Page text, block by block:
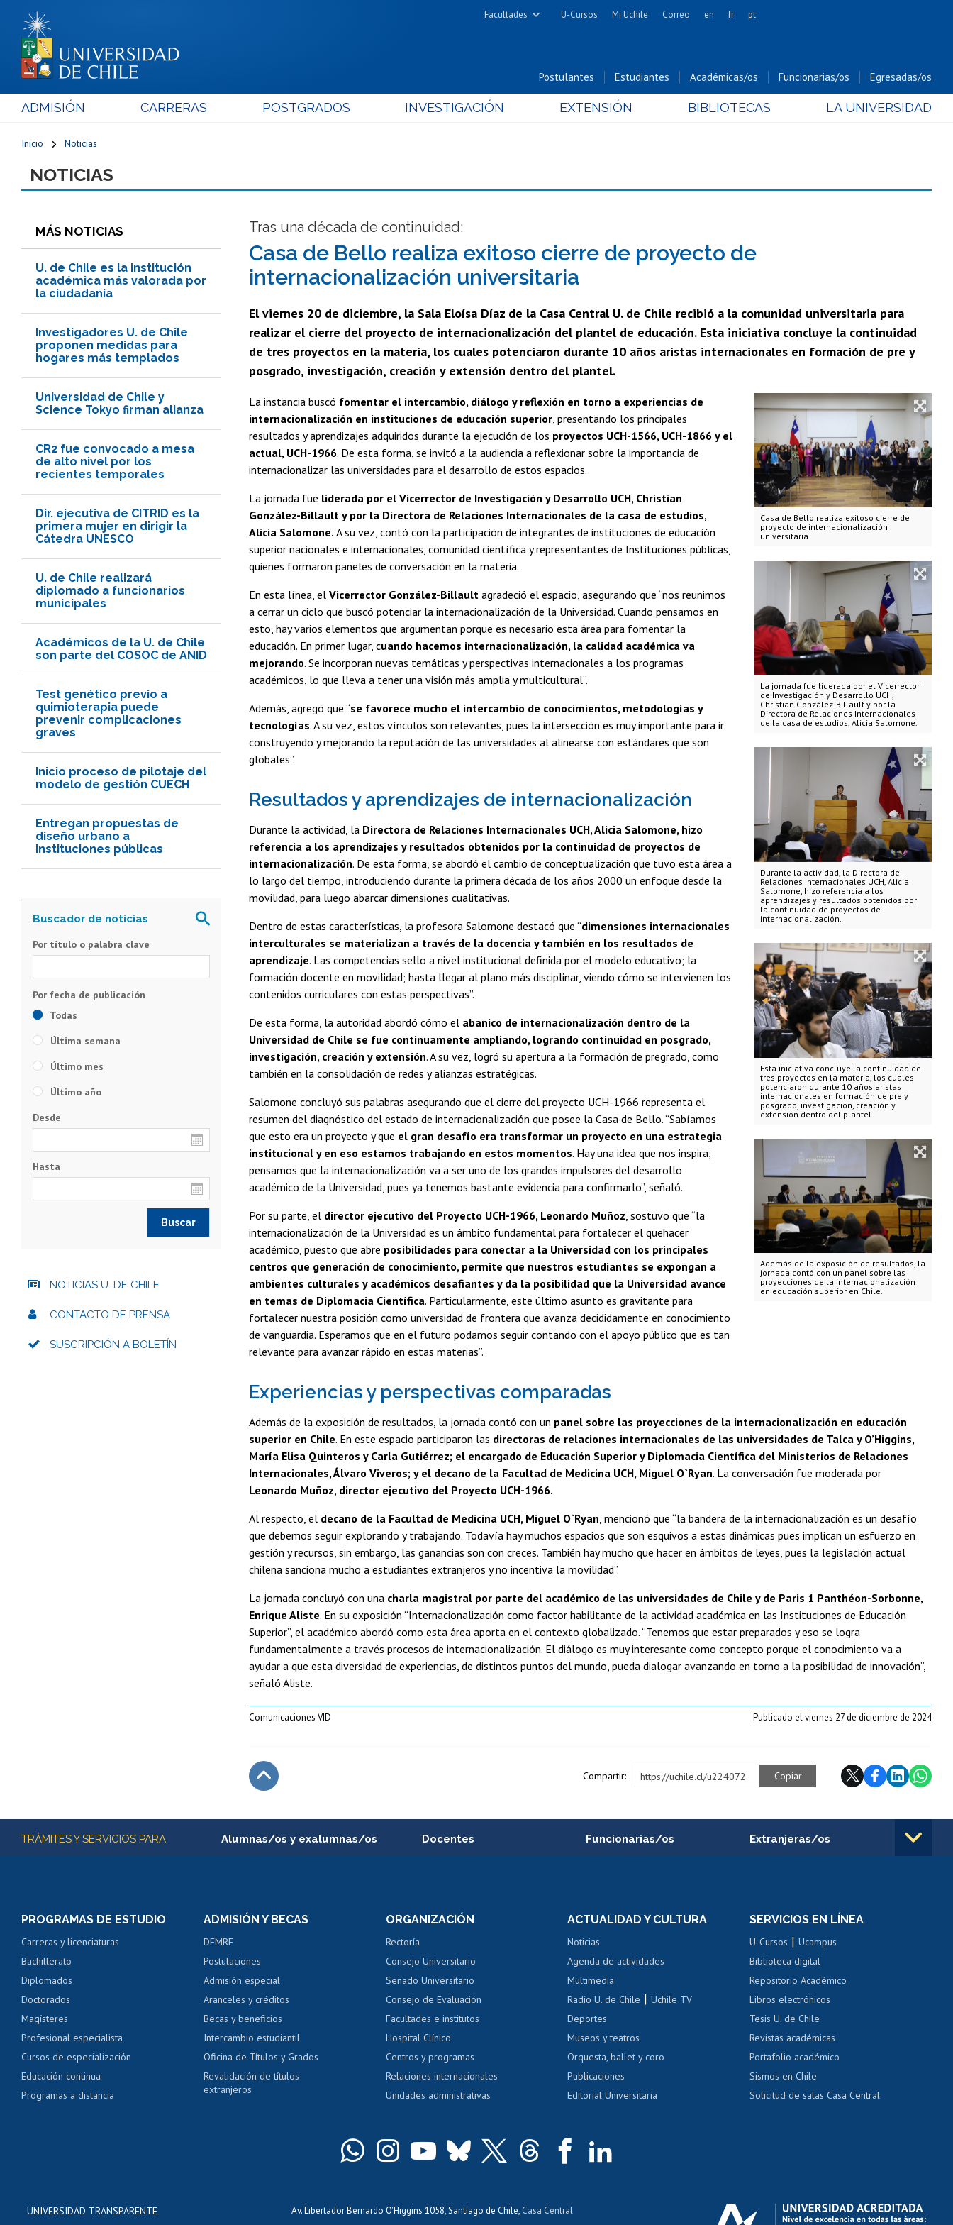
Facultades
Cs. Físicas y Matemáticas
Cs. Forestales y Conservación
Cs. Químicas y Farmacéuticas
Cs. Sociales
Nutrición y Tecnología de
Alimentos
Bachillerato
U-Cursos Mi Uchile Correo en fr pt
Postulantes Estudiantes Académicas/os Funcionarias/os Egresadas/os
ADMISIÓN CARRERAS POSTGRADOS INVESTIGACIÓN EXTENSIÓN BIBLIOTECAS LA UNIVERSIDAD
Inicio Noticias
NOTICIAS
MÁS NOTICIAS
U. de Chile es la institución
académica más valorada por
la ciudadanía
Investigadores U. de Chile
proponen medidas para
hogares más templados
Universidad de Chile y
Science Tokyo firman alianza
CR2 fue convocado a mesa
de alto nivel por los
recientes temporales
Dir. ejecutiva de CITRID es la
primera mujer en dirigir la
Cátedra UNESCO
U. de Chile realizará
diplomado a funcionarios
municipales
Académicos de la U. de Chile
son parte del COSOC de ANID
Test genético previo a
quimioterapia puede
prevenir complicaciones
graves
Inicio proceso de pilotaje del
modelo de gestión CUECH
Entregan propuestas de
diseño urbano a
instituciones públicas
Tras una década de continuidad:
Casa de Bello realiza exitoso cierre de proyecto de
internacionalización universitaria
El viernes 20 de diciembre, la Sala Eloísa Díaz de la Casa Central U. de Chile recibió a la comunidad universitaria para
realizar el cierre del proyecto de internacionalización del plantel de educación. Esta iniciativa concluye la continuidad
de tres proyectos en la materia, los cuales potenciaron durante 10 años aristas internacionales en formación de pre y
posgrado, investigación, creación y extensión dentro del plantel.
Casa de Bello realiza exitoso cierre de
proyecto de internacionalización
universitaria
La jornada fue liderada por el Vicerrector
de Investigación y Desarrollo UCH,
Christian González-Billault y por la
Directora de Relaciones Internacionales
de la casa de estudios, Alicia Salomone.
Durante la actividad, la Directora de
Relaciones Internacionales UCH, Alicia
Salomone, hizo referencia a los
aprendizajes y resultados obtenidos por
la continuidad de proyectos de
internacionalización.
Esta iniciativa concluye la continuidad de
tres proyectos en la materia, los cuales
potenciaron durante 10 años aristas
internacionales en formación de pre y
posgrado, investigación, creación y
extensión dentro del plantel.
Además de la exposición de resultados, la
jornada contó con un panel sobre las
proyecciones de la internacionalización
en educación superior en Chile.
La instancia buscó fomentar el intercambio, diálogo y reflexión en torno a experiencias de
internacionalización en instituciones de educación superior , presentando los principales
resultados y aprendizajes adquiridos durante la ejecución de los proyectos UCH-1566, UCH-1866 y el
actual, UCH-1966. De esta forma, se invitó a la audiencia a reflexionar sobre la importancia de
internacionalizar las universidades para el desarrollo de estos espacios.
La jornada fue liderada por el Vicerrector de Investigación y Desarrollo UCH, Christian
González-Billault y por la Directora de Relaciones Internacionales de la casa de estudios,
Alicia Salomone. A su vez, contó con la participación de integrantes de instituciones de educación
superior nacionales e internacionales, comunidad científica y representantes de Instituciones públicas,
quienes formaron paneles de conversación en la materia.
En esta línea, el Vicerrector González-Billault agradeció el espacio, asegurando que “nos reunimos
a cerrar un ciclo que buscó potenciar la internacionalización de la Universidad. Cuando pensamos en
esto, hay varios elementos que argumentan porque es necesario esta área para fomentar la
educación. En primer lugar, cuando hacemos internacionalización, la calidad académica va
mejorando. Se incorporan nuevas temáticas y perspectivas internacionales a los programas
académicos, lo que lleva a tener una visión más amplia y multicultural”.
Además, agregó que “se favorece mucho el intercambio de conocimientos, metodologías y
tecnologías. A su vez, estos vínculos son relevantes, pues la intersección es muy importante para ir
construyendo y mejorando la reputación de las universidades al alinearse con estándares que son
globales”.
Resultados y aprendizajes de internacionalización
Durante la actividad, la Directora de Relaciones Internacionales UCH, Alicia Salomone, hizo
referencia a los aprendizajes y resultados obtenidos por la continuidad de proyectos de
internacionalización. De esta forma, se abordó el cambio de conceptualización que tuvo esta área a
lo largo del tiempo, introduciendo durante la primera década de los años 2000 un enfoque desde la
movilidad, para luego abarcar dimensiones cualitativas.
Dentro de estas características, la profesora Salomone destacó que “dimensiones internacionales
interculturales se materializan a través de la docencia y también en los resultados de
aprendizaje. Las competencias sello a nivel institucional definida por el modelo educativo; la
formación docente en movilidad; hasta llegar al plano más disciplinar, viendo cómo se intervienen los
contenidos curriculares con estas perspectivas”.
De esta forma, la autoridad abordó cómo el abanico de internacionalización dentro de la
Universidad de Chile se fue continuamente ampliando, logrando continuidad en posgrado,
investigación, creación y extensión. A su vez, logró su apertura a la formación de pregrado, como
también en la consolidación de redes y alianzas estratégicas.
Salomone concluyó sus palabras asegurando que el cierre del proyecto UCH-1966 representa el
resumen del diagnóstico del estado de internacionalización que posee la Casa de Bello. “Sabíamos
que esto era un proyecto y que el gran desafío era transformar un proyecto en una estrategia
institucional y en eso estamos trabajando en estos momentos. Hay una idea que nos inspira;
pensamos que la internacionalización va a ser uno de los grandes impulsores del desarrollo
académico de la Universidad, pues ya tenemos bastante evidencia para confirmarlo”, señaló.
Por su parte, el director ejecutivo del Proyecto UCH-1966, Leonardo Muñoz , sostuvo que “la
internacionalización de la Universidad es un ámbito fundamental para fortalecer el quehacer
académico, puesto que abre posibilidades para conectar a la Universidad con los principales
centros que generación de conocimiento, permite que nuestros estudiantes se expongan a
ambientes culturales y académicos desafiantes y da la posibilidad que la Universidad avance
en temas de Diplomacia Científica. Particularmente, este último asunto es gravitante para
fortalecer nuestra posición como universidad de frontera que avanza decididamente en conocimiento
de vanguardia. Esperamos que en el futuro podamos seguir contando con el apoyo público que es tan
relevante para avanzar rápido en estas materias”.
Experiencias y perspectivas comparadas
Además de la exposición de resultados, la jornada contó con un panel sobre las proyecciones de la internacionalización en educación
superior en Chile. En este espacio participaron las directoras de relaciones internacionales de las universidades de Talca y O’Higgins,
María Elisa Quinteros y Carla Gutiérrez; el encargado de Educación Superior y Diplomacia Científica del Ministerios de Relaciones
Internacionales, Álvaro Viveros; y el decano de la Facultad de Medicina UCH, Miguel O`Ryan. La conversación fue moderada por
Leonardo Muñoz, director ejecutivo del Proyecto UCH-1966.
Al respecto, el decano de la Facultad de Medicina UCH, Miguel O`Ryan , mencionó que “la bandera de la internacionalización es un desafío
que debemos seguir explorando y trabajando. Todavía hay muchos espacios que son esquivos a estas dinámicas pues implican un esfuerzo en
gestión y recursos, sin embargo, las ganancias son con creces. También hay mucho que hacer en ámbitos de leyes, pues la legislación actual
chilena sanciona mucho a estudiantes extranjeros y no incentiva la movilidad”.
La jornada concluyó con una charla magistral por parte del académico de las universidades de Chile y de Paris 1 Panthéon-Sorbonne,
Enrique Aliste. En su exposición “Internacionalización como factor habilitante de la actividad académica en las Instituciones de Educación
Superior”, el académico abordó como esta área aporta en el contexto globalizado. “Tenemos que estar preparados y eso se logra
fundamentalmente a través procesos de internacionalización. El diálogo es muy interesante como concepto porque el conocimiento va a
ayudar a que esta diversidad de experiencias, de distintos puntos del mundo, pueda dialogar avanzando en torno a la posibilidad de innovación”,
señaló Aliste.
Comunicaciones VID Publicado el viernes 27 de diciembre de 2024
Compartir: https://uchile.cl/u224072 Copiar
Por título o palabra clave
Todas
Última semana
Último mes
Último año
Desde
Hasta
NOTICIAS U. DE CHILE
CONTACTO DE PRENSA
SUSCRIPCIÓN A BOLETÍN
Más información
TRÁMITES Y SERVICIOS PARA Alumnas/os y exalumnas/os
Consulta y certificado de notas
Servicio médico y dental
Pago de arancel y crédito alumnos
Pago de arancel y crédito exalumnos
Certificado de títulos y grados
Docentes
Perfeccionamiento
Evaluación docente
Calificación académica
Postulación al AUCAI
Funcionarias/os
Portal de movilidad interna
Certificado de renta
Certificado de renta
Gestión de correo uchile
Extranjeras/os
Movilidad Estudiantil
Cursos de español
Acoso laboral, sexual y violencia
PROGRAMAS DE ESTUDIO
Carreras y licenciaturas
Bachillerato
Diplomados
Doctorados
Magísteres
Profesional especialista
Cursos de especialización
Educación continua
Programas a distancia
ADMISIÓN Y BECAS
DEMRE
Postulaciones
Admisión especial
Aranceles y créditos
Becas y beneficios
Intercambio estudiantil
Oficina de Títulos y Grados
Revalidación de títulos
extranjeros
ORGANIZACIÓN
Rectoría
Consejo Universitario
Senado Universitario
Consejo de Evaluación
Facultades e institutos
Hospital Clínico
Centros y programas
Relaciones internacionales
Unidades administrativas
ACTUALIDAD Y CULTURA
Noticias
Agenda de actividades
Multimedia
Radio U. de Chile |Uchile TV
Deportes
Museos y teatros
Orquesta, ballet y coro
Publicaciones
Editorial Universitaria
SERVICIOS EN LÍNEA
U-Cursos |Ucampus
Biblioteca digital
Repositorio Académico
Libros electrónicos
Tesis U. de Chile
Revistas académicas
Portafolio académico
Sismos en Chile
Solicitud de salas Casa Central
UNIVERSIDAD TRANSPARENTE
Av. Libertador Bernardo O'Higgins 1058, Santiago de Chile, Casa Central